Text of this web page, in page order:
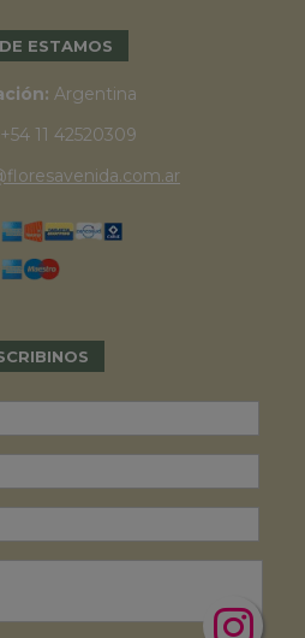
ESTAMOS
Argentina
+54 11 42520309